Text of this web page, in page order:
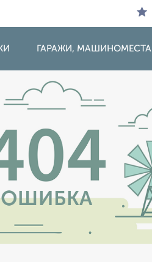
ГАРАЖИ, МАШИНОМЕСТА